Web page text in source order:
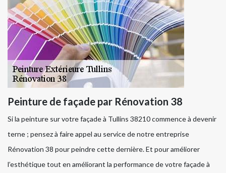
Peinture de façade par Rénovation 38
Si la peinture sur votre façade à Tullins 38210 commence à devenir
terne ; pensez à faire appel au service de notre entreprise
Rénovation 38 pour peindre cette dernière. Et pour améliorer
l’esthétique tout en améliorant la performance de votre façade à